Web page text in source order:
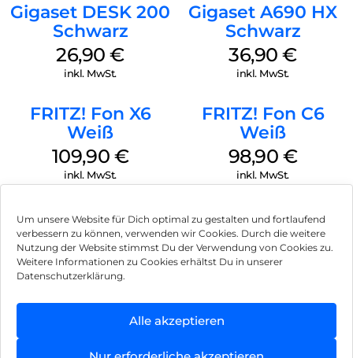
Um unsere Website für Dich optimal zu gestalten und fortlaufend
verbessern zu können, verwenden wir Cookies. Durch die weitere
Nutzung der Website stimmst Du der Verwendung von Cookies zu.
Weitere Informationen zu Cookies erhältst Du in unserer
Datenschutzerklärung.
Alle akzeptieren
Gigaset DESK 200
Schwarz
26,90€
inkl. MwSt.
Gigaset A690 HX
Schwarz
36,90€
inkl. MwSt.
FRITZ! Fon X6
Weiß
109,90 €
inkl. MwSt.
FRITZ! Fon C6
Weiß
98,90 €
inkl. MwSt.
Impressum